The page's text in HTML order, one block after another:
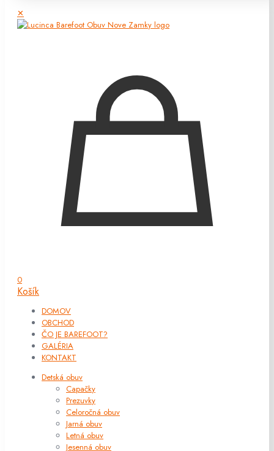
✕
0
Košík
DOMOV
OBCHOD
ČO JE BAREFOOT?
GALÉRIA
KONTAKT
Detská obuv
Capačky
Prezuvky
Celoročná obuv
Jarná obuv
Letná obuv
Jesenná obuv